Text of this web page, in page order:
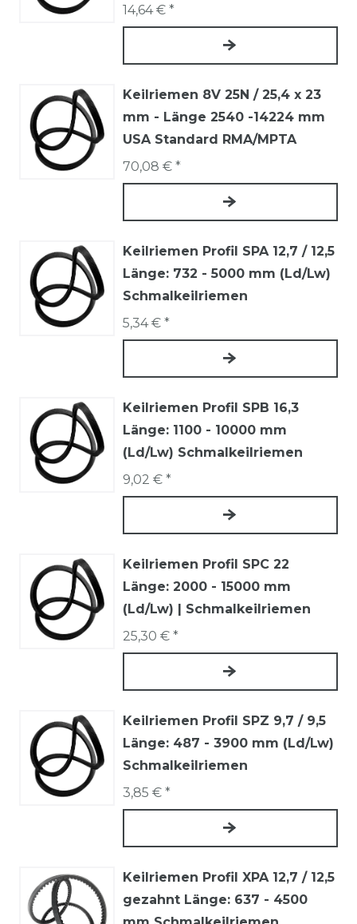
14,64 € *
Keilriemen 8V 25N / 25,4 x 23
mm - Länge 2540 -14224 mm
USA Standard RMA/MPTA
70,08 € *
Keilriemen Profil SPA 12,7 / 12,5
Länge: 732 - 5000 mm (Ld/Lw)
Schmalkeilriemen
5,34 € *
Keilriemen Profil SPB 16,3
Länge: 1100 - 10000 mm
(Ld/Lw) Schmalkeilriemen
9,02 € *
Keilriemen Profil SPC 22
Länge: 2000 - 15000 mm
(Ld/Lw) | Schmalkeilriemen
25,30 € *
Keilriemen Profil SPZ 9,7 / 9,5
Länge: 487 - 3900 mm (Ld/Lw)
Schmalkeilriemen
3,85 € *
Keilriemen Profil XPA 12,7 / 12,5
gezahnt Länge: 637 - 4500